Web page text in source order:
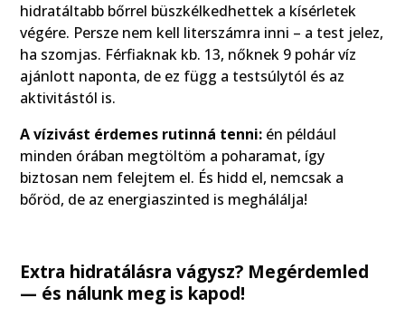
hidratáltabb bőrrel büszkélkedhettek a kísérletek
végére. Persze nem kell literszámra inni – a test jelez,
ha szomjas. Férfiaknak kb. 13, nőknek 9 pohár víz
ajánlott naponta, de ez függ a testsúlytól és az
aktivitástól is.
A vízivást érdemes rutinná tenni: én például
minden órában megtöltöm a poharamat, így
biztosan nem felejtem el. És hidd el, nemcsak a
bőröd, de az energiaszinted is meghálálja!
Extra hidratálásra vágysz? Megérdemled
— és nálunk meg is kapod!